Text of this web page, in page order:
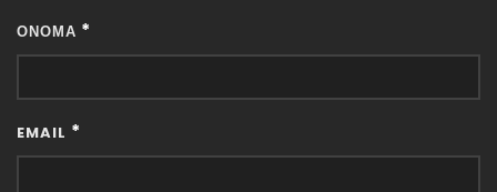
ΌΝΟΜΑ *
EMAIL *